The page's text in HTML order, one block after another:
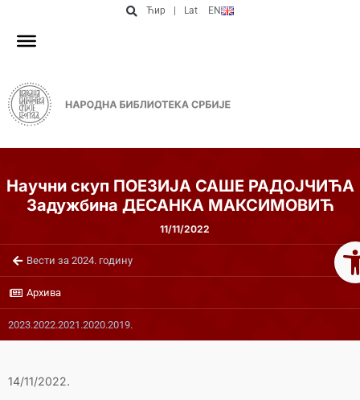
Ћир Lat EN
Научни скуп ПОЕЗИЈА САШЕ РАДОЈЧИЋА
Задужбина ДЕСАНКА МАКСИМОВИЋ
11/11/2022
Вести за 2024. годину
Архива
2023.2022.2021.2020.2019.
14/11/2022.